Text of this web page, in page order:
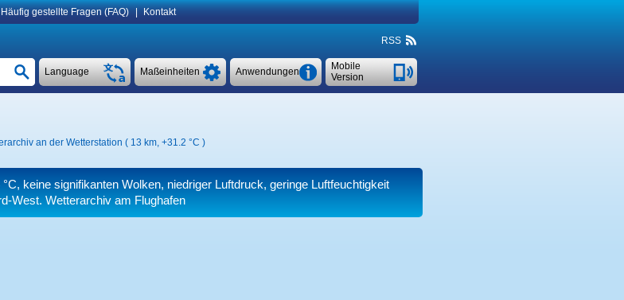
Häufig gestellte Fragen (FAQ) Kontakt
RSS
Mobile
Version
Anwendungen
Maßeinheiten
Language
an der Wetterstation ( 13 km, +31.2 °C )
, keine signifikanten Wolken, niedriger Luftdruck, geringe Luftfeuchtigkeit
West. Wetterarchiv am Flughafen